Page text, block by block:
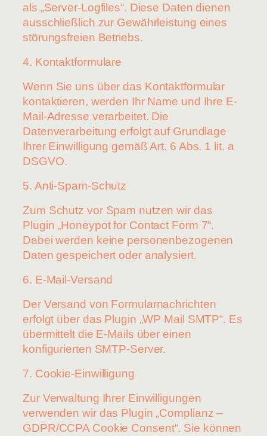
als „Server-Logfiles“. Diese Daten dienen
ausschließlich zur Gewährleistung eines
störungsfreien Betriebs.
4. Kontaktformulare
Wenn Sie uns über das Kontaktformular
kontaktieren, werden Ihr Name und Ihre E-
Mail-Adresse verarbeitet. Die
Datenverarbeitung erfolgt auf Grundlage
Ihrer Einwilligung gemäß Art. 6 Abs. 1 lit. a
DSGVO.
5. Anti-Spam-Schutz
Zum Schutz vor Spam nutzen wir das
Plugin „Honeypot for Contact Form 7“.
Dabei werden keine personenbezogenen
Daten gespeichert oder analysiert.
6. E-Mail-Versand
Der Versand von Formularnachrichten
erfolgt über das Plugin „WP Mail SMTP“. Es
übermittelt die E-Mails über einen
konfigurierten SMTP-Server.
7. Cookie-Einwilligung
Zur Verwaltung Ihrer Einwilligungen
verwenden wir das Plugin „Complianz –
GDPR/CCPA Cookie Consent“. Sie können